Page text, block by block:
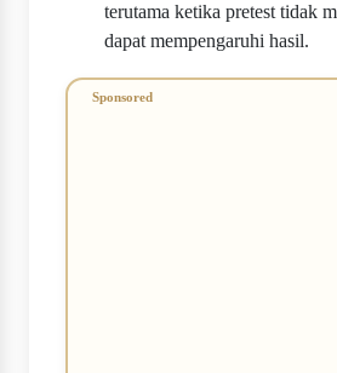
terutama ketika pretest tidak
dapat mempengaruhi hasil.